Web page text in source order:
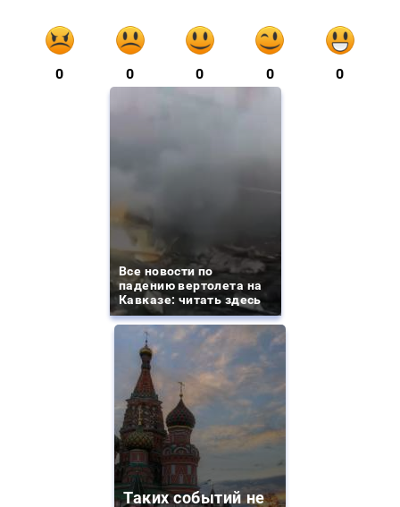
0 0 0 0 0
Все новости по
падению вертолета на
Кавказе: читать здесь
Таких событий не